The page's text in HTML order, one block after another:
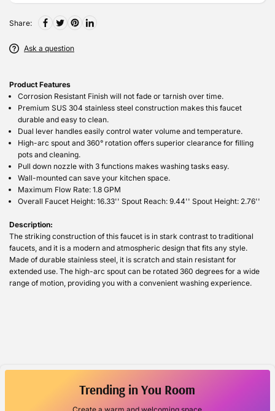
Share:
Ask a question
Product Features
Corrosion Resistant Finish will not fade or tarnish over time.
Premium SUS 304 stainless steel construction makes this faucet
durable and easy to clean.
Dual lever handles easily control water volume and temperature.
High-arc spout and 360° rotation offers superior clearance for filling
pots and cleaning.
Pull down nozzle with 3 functions makes washing tasks easy.
Wall-mounted can save your kitchen space.
Maximum Flow Rate: 1.8 GPM
Overall Faucet Height: 16.33'' Spout Reach: 9.44'' Spout Height: 2.76''
Description:
The striking construction of this faucet is in stark contrast to traditional
faucets, and it is a modern and atmospheric design that fits any style.
Made of durable stainless steel, it is scratch and stain resistant for
extended use. The high-arc spout can be rotated 360 degrees for a wide
range of motion, providing you with a convenient washing experience.
Trending in You Room